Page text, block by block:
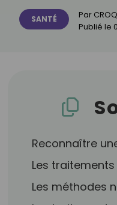
SANTÉ Par
Publié le
Reconnaître
Les
Les méthodes